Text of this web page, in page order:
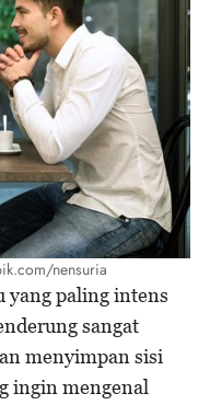
nensuria
yang paling intens
sangat
menyimpan sisi
ingin mengenal